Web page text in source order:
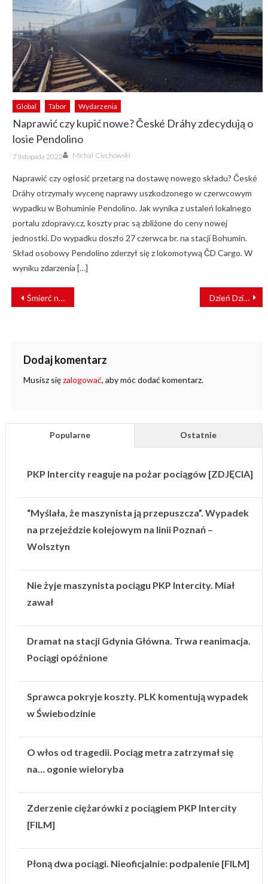
Global Tabor Wydarzenia
Naprawić czy kupić nowe? České Dráhy zdecydują o
losie Pendolino
Posted
on
7 listopada 2022 Author
Michał Ciechowski
Naprawić czy ogłosić przetarg na dostawę nowego składu? České
Dráhy otrzymały wycenę naprawy uszkodzonego w czerwcowym
wypadku w Bohuminie Pendolino. Jak wynika z ustaleń lokalnego
portalu zdopravy.cz, koszty prac są zbliżone do ceny nowej
jednostki. Do wypadku doszło 27 czerwca br. na stacji Bohumin.
Skład osobowy Pendolino zderzył się z lokomotywą ČD Cargo. W
wyniku zdarzenia […]
NAWIGACJA
WPISU
Śmierć na torach. Duże utrudnienia pod Warszawą Dzień Dziecka w POLREGIO
Dodaj komentarz
Musisz sięzalogować, aby móc dodać komentarz.
Popularne Ostatnie
PKP Intercity reaguje na pożar pociągów [ZDJĘCIA]
“Myślała, że maszynista ją przepuszcza”. Wypadek
na przejeździe kolejowym na linii Poznań –
Wolsztyn
Nie żyje maszynista pociągu PKP Intercity. Miał
zawał
Dramat na stacji Gdynia Główna. Trwa reanimacja.
Pociągi opóźnione
Sprawca pokryje koszty. PLK komentują wypadek
w Świebodzinie
O włos od tragedii. Pociąg metra zatrzymał się
na… ogonie wieloryba
Zderzenie ciężarówki z pociągiem PKP Intercity
[FILM]
Płoną dwa pociągi. Nieoficjalnie: podpalenie [FILM]